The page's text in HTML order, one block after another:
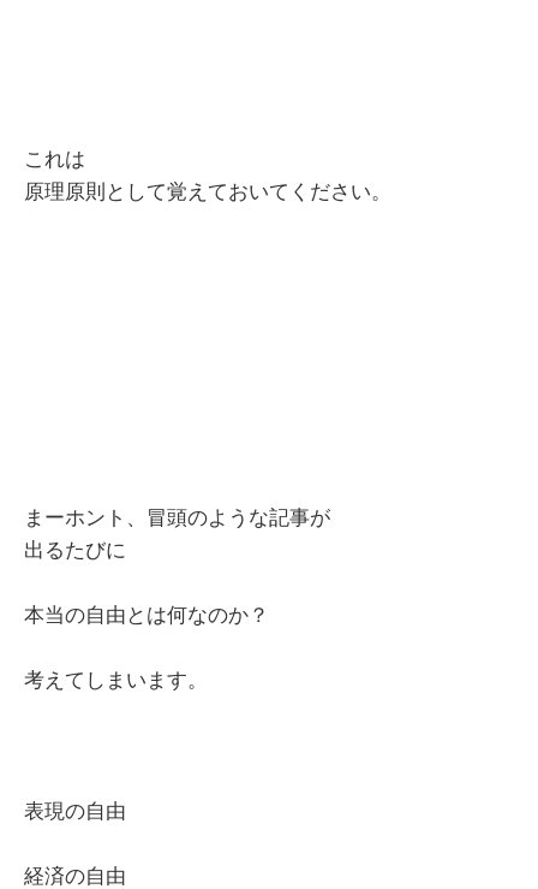
これは
原理原則として覚えておいてください。
まーホント、冒頭のような記事が
出るたびに
本当の自由とは何なのか？
考えてしまいます。
表現の自由
経済の自由